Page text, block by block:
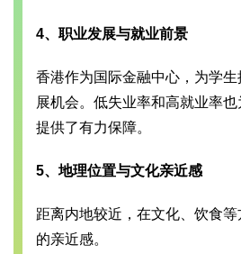
4、职业发展与就业前景
香港作为国际金融中心，为学
展机会。低失业率和高就业率
提供了有力保障。
5、地理位置与文化亲近感
距离内地较近，在文化、饮食
的亲近感。